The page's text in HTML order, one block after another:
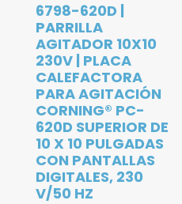
6798-620D |
PARRILLA
AGITADOR 10X10
230V | PLACA
CALEFACTORA
PARA AGITACIÓN
CORNING® PC-
620D SUPERIOR DE
10 X 10 PULGADAS
CON PANTALLAS
DIGITALES, 230
V/50 HZ